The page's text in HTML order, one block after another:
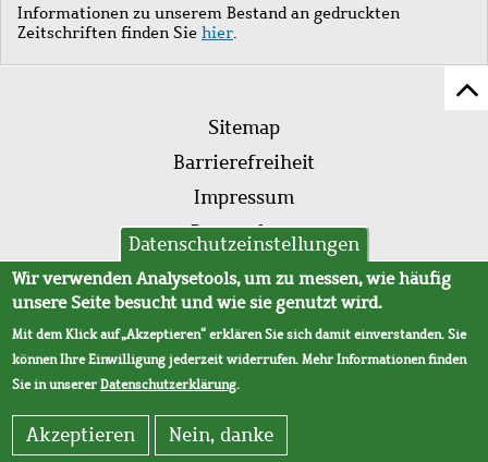
Informationen zu unserem Bestand an gedruckten
Zeitschriften finden Sie hier.
Fußleistenmenü
Sitemap
Barrierefreiheit
Impressum
Datenschutz
AVB
Datenschutzeinstellungen
Wir verwenden Analysetools, um zu messen, wie häufig
unsere Seite besucht und wie sie genutzt wird.
Mit dem Klick auf „Akzeptieren“ erklären Sie sich damit einverstanden. Sie
können Ihre Einwilligung jederzeit widerrufen. Mehr Informationen finden
Sie in unsererDatenschutzerklärung.
Akzeptieren Nein, danke